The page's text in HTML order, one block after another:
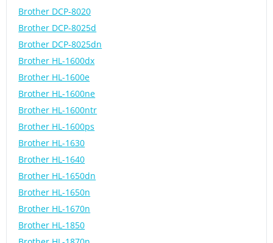
Brother DCP-8020
Brother DCP-8025d
Brother DCP-8025dn
Brother HL-1600dx
Brother HL-1600e
Brother HL-1600ne
Brother HL-1600ntr
Brother HL-1600ps
Brother HL-1630
Brother HL-1640
Brother HL-1650dn
Brother HL-1650n
Brother HL-1670n
Brother HL-1850